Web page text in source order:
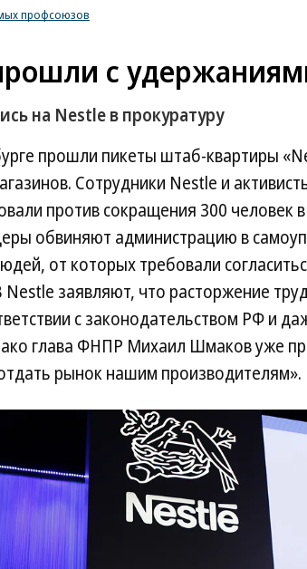
профсоюзов
с
на Nestle в прокуратуру
прошли пикеты штаб-квартиры
Сотрудники Nestle и
против сокращения 300 человек
обвиняют администрацию в
от которых требовали
заявляют, что расторжение
с законодательством РФ и
глава ФНПР Михаил Шмаков уже
рынок нашим производителям».